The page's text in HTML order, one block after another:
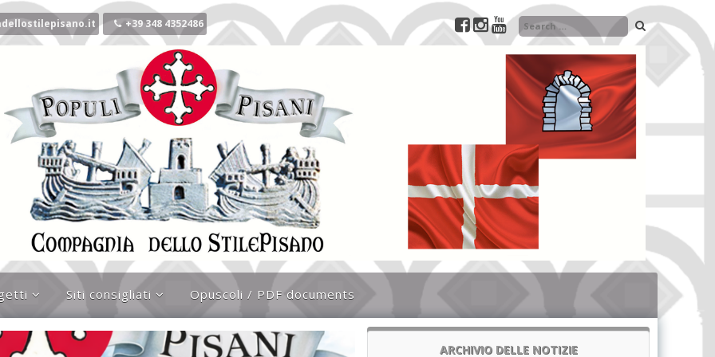
+39 348 4352486
Siti consigliati
Link alle associazioni
Siti interessanti
Opuscoli / PDF documents
ARCHIVIO DELLE NOTIZIE